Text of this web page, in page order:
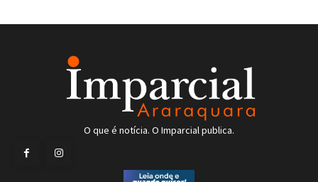
O que é notícia. O Imparcial publica.